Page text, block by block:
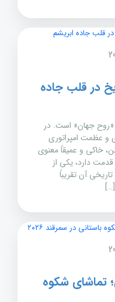
در قلب جاده
«روح جهان» است. در
و عظمت امپراتوری
خاکی و عمیقاً معنوی
که بیش از ۲۵۰۰ سال قدمت دارد، یکی از
آن تقریباً
تماشای شکوه